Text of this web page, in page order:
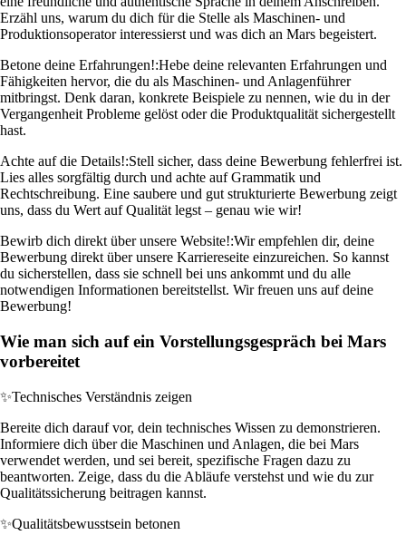
Erzähl uns, warum du dich für die Stelle als Maschinen- und
Produktionsoperator interessierst und was dich an Mars begeistert.
Betone deine Erfahrungen!:Hebe deine relevanten Erfahrungen und
Fähigkeiten hervor, die du als Maschinen- und Anlagenführer
mitbringst. Denk daran, konkrete Beispiele zu nennen, wie du in der
Vergangenheit Probleme gelöst oder die Produktqualität sichergestellt
hast.
Achte auf die Details!:Stell sicher, dass deine Bewerbung fehlerfrei ist.
Lies alles sorgfältig durch und achte auf Grammatik und
Rechtschreibung. Eine saubere und gut strukturierte Bewerbung zeigt
uns, dass du Wert auf Qualität legst – genau wie wir!
Bewirb dich direkt über unsere Website!:Wir empfehlen dir, deine
Bewerbung direkt über unsere Karriereseite einzureichen. So kannst
du sicherstellen, dass sie schnell bei uns ankommt und du alle
notwendigen Informationen bereitstellst. Wir freuen uns auf deine
Bewerbung!
Wie man sich auf ein Vorstellungsgespräch bei Mars
vorbereitet
✨Technisches Verständnis zeigen
Bereite dich darauf vor, dein technisches Wissen zu demonstrieren.
Informiere dich über die Maschinen und Anlagen, die bei Mars
verwendet werden, und sei bereit, spezifische Fragen dazu zu
beantworten. Zeige, dass du die Abläufe verstehst und wie du zur
Qualitätssicherung beitragen kannst.
✨Qualitätsbewusstsein betonen